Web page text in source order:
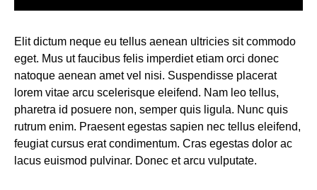
Elit dictum neque eu tellus aenean ultricies sit commodo
eget. Mus ut faucibus felis imperdiet etiam orci donec
natoque aenean amet vel nisi. Suspendisse placerat
lorem vitae arcu scelerisque eleifend. Nam leo tellus,
pharetra id posuere non, semper quis ligula. Nunc quis
rutrum enim. Praesent egestas sapien nec tellus eleifend,
feugiat cursus erat condimentum. Cras egestas dolor ac
lacus euismod pulvinar. Donec et arcu vulputate.